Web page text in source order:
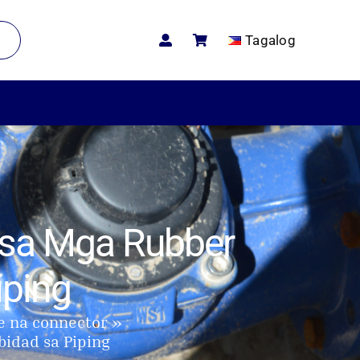
Tagalog
Mga Rubber
na connector
sa Piping